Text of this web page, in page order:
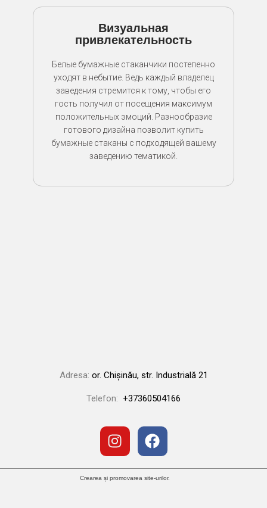
Визуальная
привлекательность
Белые бумажные стаканчики постепенно
уходят в небытие. Ведь каждый владелец
заведения стремится к тому, чтобы его
гость получил от посещения максимум
положительных эмоций. Разнообразие
готового дизайна позволит купить
бумажные стаканы с подходящей вашему
заведению тематикой.
Adresa: or. Chișinău, str. Industrială 21
Telefon: +37360504166
Crearea și promovarea site-urilor.